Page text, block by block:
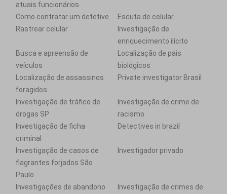
atuais funcionários
Como contratar um detetive
Escuta de celular
Rastrear celular
Investigação de
enriquecimento ilícito
Busca e apreensão de
veículos
Localização de pais
biológicos
Localização de assassinos
foragidos
Private investigator Brasil
Investigação de tráfico de
drogas SP
Investigação de crime de
racismo
Investigação de ficha
criminal
Detectives in brazil
Investigação de casos de
flagrantes forjados São
Paulo
Investigador privado
Investigações de abandono
Investigação de crimes de